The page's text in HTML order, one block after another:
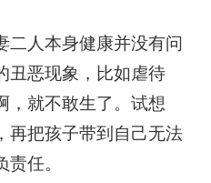
二人本身健康并没有问
丑恶现象，比如虐待
，就不敢生了。试想
再把孩子带到自己无法
任。